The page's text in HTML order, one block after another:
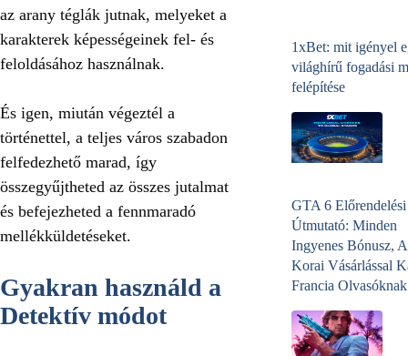
az arany téglák jutnak, melyeket a
karakterek képességeinek fel- és
feloldásához használnak.
És igen, miután végeztél a
történettel, a teljes város szabadon
felfedezhető marad, így
összegyűjtheted az összes jutalmat
és befejezheted a fennmaradó
mellékküldetéseket.
Gyakran használd a
Detektív módot
1xBet: mit igényel
világhírű fogadási
felépítése
GTA 6 Előrendelési
Útmutató: Minden
Ingyenes Bónusz,
Korai Vásárlással
Francia Olvasóknak